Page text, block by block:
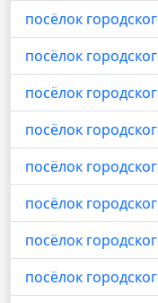
посёлок
посёлок
посёлок
посёлок
посёлок
посёлок
посёлок
посёлок